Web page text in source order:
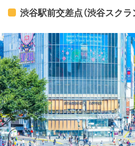
渋谷駅前交差点（渋谷スクラ